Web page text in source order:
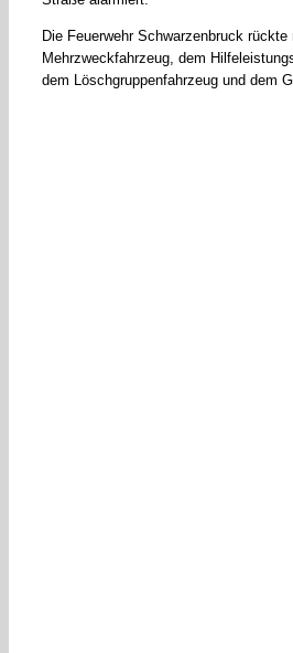
Die Feuerwehr Schwarzenbruck rückte
Mehrzweckfahrzeug, dem
dem Löschgruppenfahrzeug und dem